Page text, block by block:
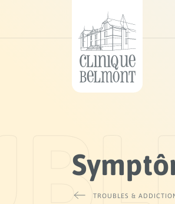
TROUBLES &